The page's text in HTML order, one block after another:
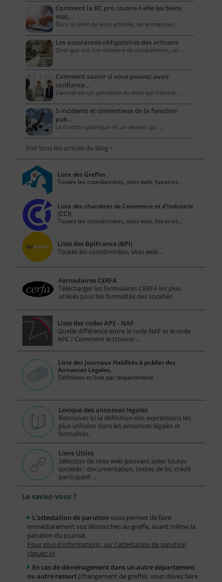
Comment la RC pro couvre-t-elle les biens
mat…
Dans le cadre de leurs activités, les entreprises …
Les assurances obligatoires des artisans
Quel que soit son domaine de compétences, un …
Comment savoir si vous pouvez avoir
confiance…
L'avocat est un spécialiste du droit qui informe …
5 incidents et contentieux de la fonction
pub…
La fonction publique est un secteur qui, …
Voir tous les articles du Blog >
Liste des Greffes
Toutes les coordonnées, sites web, horaires...
Liste des chambres de Commerce et d'Industrie
(CCI)
Toutes les coordonnées, sites web, horaires...
Liste des BpiFrance (BPI)
Toutes les coordonnées, sites web...
Formulaires CERFA
Télécharger les formulaires CERFA les plus
utilisés pour les formalités des sociétés
Liste des codes APE - NAF
Quelle différence entre le code NAF et le code
APE ? Comment le trouver…
Liste des Journaux Habilités à publier des
Annonces Légales.
Définition et liste par département
Lexique des annonces légales
Retrouvez ici la définition des expressions les
plus utilisées dans les annonces légales et
formalités.
Liens Utiles
Sélection de sites web pouvant aider toutes
sociétés : documentation, textes de loi, crédit
participatif ...
Le saviez-vous ?
L'attestation de parution vous permet de faire
immédiatement vos démarches au greffe, avant même la
parution du journal.
Pour plus d'informations, sur l'attestation de parution
cliquez ici
En cas de déménagement dans un autre département
ou autre ressort(changement de greffe), vous devez faire